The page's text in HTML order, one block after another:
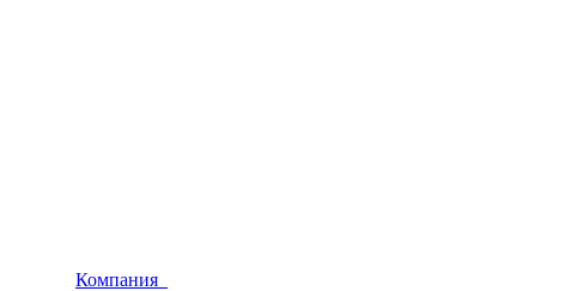
Компания